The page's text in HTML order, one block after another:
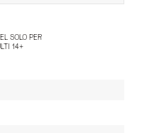
SOLO PER
14+